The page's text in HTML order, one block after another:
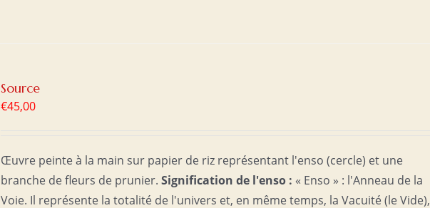
Source
€45,00
Œuvre peinte à la main sur papier de riz représentant l'enso (cercle) et une
branche de fleurs de prunier.Signification de l'enso : « Enso » : l'Anneau de la
Voie. Il représente la totalité de l'univers et, en même temps, la Vacuité (le Vide),